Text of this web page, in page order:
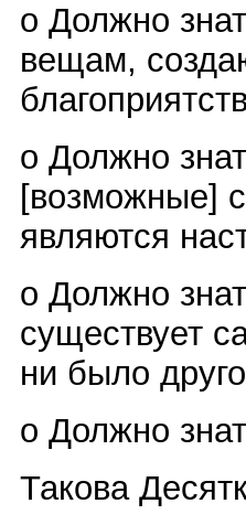
o Должно
вещам,
o Должно
[возможные]
являются
o Должно
существует
ни было
o Должно
Такова